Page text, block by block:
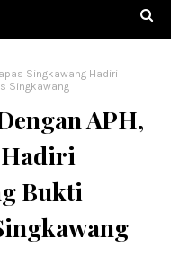
Singkawang Hadiri
Singkawang
APH,
Hadiri
Bukti